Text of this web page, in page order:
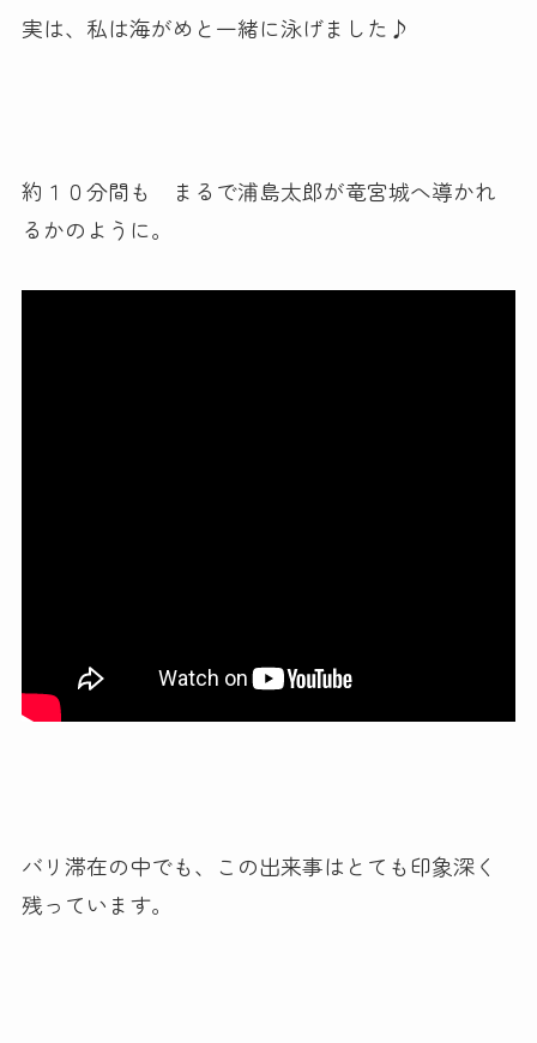
実は、私は海がめと一緒に泳げました♪
約１０分間も まるで浦島太郎が竜宮城へ導かれ
るかのように。
バリ滞在の中でも、この出来事はとても印象深く
残っています。